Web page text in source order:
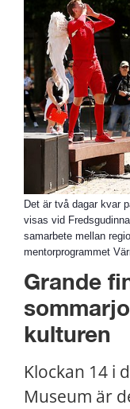
Det är två dagar kvar
visas vid
samarbete mellan
mentorprogrammet
Grande
kulturen
Klockan 14 i
Museum är